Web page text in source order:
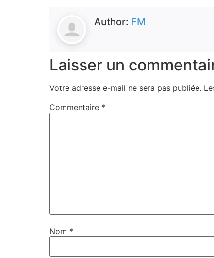
Author: FM
Laisser un
Votre adresse e-mail ne sera pas publiée.
Commentaire *
Nom *